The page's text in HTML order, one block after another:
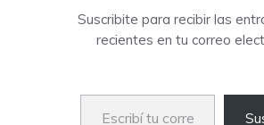
Suscribite para recibir las
recientes en tu correo
Escribí tu correo electrónico…